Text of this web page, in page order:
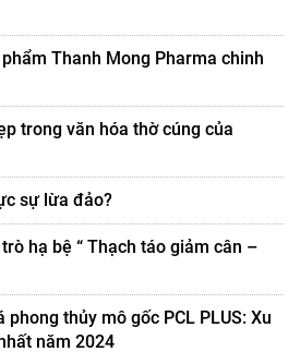
Thanh Mong Pharma chinh
trong văn hóa thờ cúng của
sự lừa đảo?
hạ bệ “ Thạch táo giảm cân –
phong thủy mô gốc PCL PLUS: Xu
năm 2024